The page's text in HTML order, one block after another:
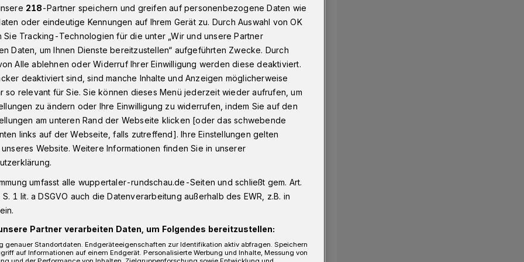
Betriebe tragen Kosten
Kosten
Kontrollen in der
ab sofort Gebühren an, die von den
Darüber teilt das Bergische
mit.
218-Partner speichern und greifen auf personenbezogene Daten wie
oder eindeutige Kennungen auf Ihrem Gerät zu. Durch Auswahl von OK
Sie Tracking-Technologien für die unter „Wir und unsere Partner
Daten, um Ihnen Dienste bereitzustellen“ aufgeführten Zwecke. Durch
Alle ablehnen oder Widerruf Ihrer Einwilligung werden diese deaktiviert.
deaktiviert sind, sind manche Inhalte und Anzeigen möglicherweise
so relevant für Sie. Sie können dieses Menü jederzeit wieder aufrufen, um
zu ändern oder Ihre Einwilligung zu widerrufen, indem Sie auf den
am unteren Rand der Webseite klicken [oder das schwebende
links auf der Webseite, falls zutreffend]. Ihre Einstellungen gelten
Website. Weitere Informationen finden Sie in unserer
umfasst alle wuppertaler-rundschau.de-Seiten und schließt gem. Art.
1 lit. a DSGVO auch die Datenverarbeitung außerhalb des EWR, z.B. in
Partner verarbeiten Daten, um Folgendes bereitzustellen:
genauer Standortdaten. Endgeräteeigenschaften zur Identifikation aktiv abfragen. Speichern
auf Informationen auf einem Endgerät. Personalisierte Werbung und Inhalte, Messung von